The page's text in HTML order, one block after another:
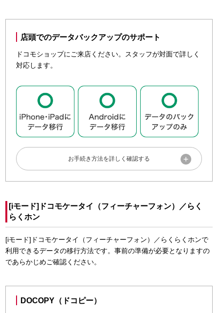
に利用できるようにするために、事前に各アカウントを確認
dアカウントのID／パスワードのご確認をお願いいたしま
ID／パスワードの確認・変更
GoogleアカウントのID／パスワードのご確認をお願いい
たします。
Googleアカウントのユーザー名／パスワードを忘れた
データをバックアップする
事前準備が整ったら、手順に沿ってデータをバックアップし
ましょう。
「ドコモクラウド」はメール／写真・動画／電話帳など
のデータをドコモのクラウドサーバーで管理できるサー
ドコモクラウド

Googleドライブを利用して、アプリや連絡先、写真など
をバックアップすることができます。 Googleドライブに
店頭でのデータバックアップのサポート
ドコモショップにご来店ください。スタッフが対面で詳しく
対応します。
当日スムーズにデータのバックアップを行うため、ご来店前
にアカウント情報の確認やアプリのインストールにご協力く
ださい。
dアカウントのID／パスワードのご確認をお願いいたしま
す。
GoogleアカウントのID／パスワードのご確認をお願いい
たします。
[iモード]ドコモケータイ（フィーチャーフォン）／らく
らくホン
[iモード]ドコモケータイ（フィーチャーフォン）／らくらくホンで
利用できるデータの移行方法です。事前の準備が必要となりますの
であらかじめご確認ください。
DOCOPY（ドコピー）